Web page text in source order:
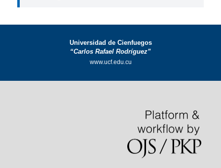
Universidad de Cienfuegos
“Carlos Rafael Rodríguez”
www.ucf.edu.cu